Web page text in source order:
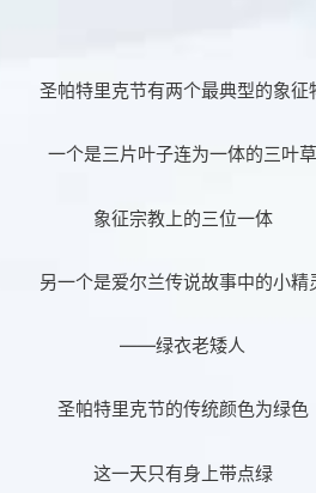
圣帕特里克节有两个最典型的象征
一个是三片叶子连为一体的三叶草
象征宗教上的三位一体
另一个是爱尔兰传说故事中的小精
——绿衣老矮人
圣帕特里克节的传统颜色为绿色
这一天只有身上带点绿